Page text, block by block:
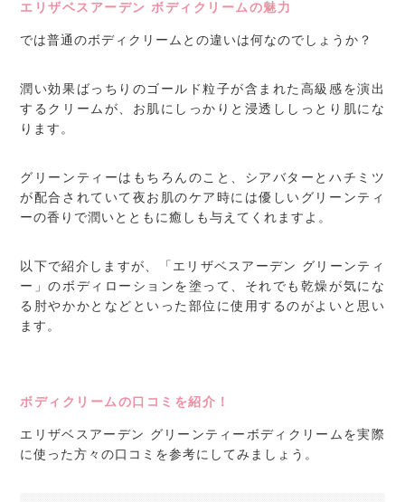
エリザベスアーデン ボディクリームの魅力
では普通のボディクリームとの違いは何なのでしょうか？
潤い効果ばっちりのゴールド粒子が含まれた高級感を演出
するクリームが、お肌にしっかりと浸透ししっとり肌にな
ります。
グリーンティーはもちろんのこと、シアバターとハチミツ
が配合されていて夜お肌のケア時には優しいグリーンティ
ーの香りで潤いとともに癒しも与えてくれますよ。
以下で紹介しますが、「エリザベスアーデン グリーンティ
ー」のボディローションを塗って、それでも乾燥が気にな
る肘やかかとなどといった部位に使用するのがよいと思い
ます。
ボディクリームの口コミを紹介！
エリザベスアーデン グリーンティーボディクリームを実際
に使った方々の口コミを参考にしてみましょう。